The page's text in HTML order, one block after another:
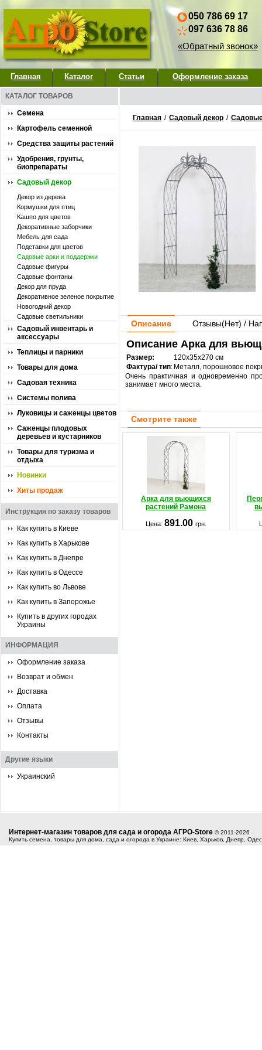
050 786 69 17
097 636 78 86
«Обратный звонок»
Главная Каталог Статьи Оформление заказа
КАТАЛОГ ТОВАРОВ
Семена
Картофель семенной
Средства защиты растений
Удобрения, грунты,
биопрепараты
Садовый декор
Декор из дерева
Кормушки для птиц
Кашпо для цветов
Декоративные заборчики
Мебель для сада
Подставки для цветов
Садовые арки и поддержки
Садовые фигуры
Садовые фонтаны
Декор для пруда
Декоративное зеленое покрытие
Новогодний декор
Садовые светильники
Садовый инвентарь и
аксессуары
Теплицы и парники
Товары для дома
Садовая техника
Системы полива
Луковицы и саженцы цветов
Саженцы плодовых
деревьев и кустарников
Товары для туризма и
отдыха
Новинки
Хиты продаж
Инструкция по заказу товаров
Как купить в Киеве
Как купить в Харькове
Как купить в Днепре
Как купить в Одессе
Как купить во Львове
Как купить в Запорожье
Купить в других городах
Украины
ИНФОРМАЦИЯ
Оформление заказа
Возврат и обмен
Доставка
Оплата
Отзывы
Контакты
Другие языки
Украинский
Главная / Садовый декор /
Описание Отзывы(Нет) /
Описание Арка для
Размер:
120х35х270 см
Фактура/ тип: Металл, порошковое
Очень практичная и одновременно
занимает много места.
Смотрите также
Арка для вьющихся
растений Рамона
Цена: 891.00 грн.
Интернет-магазин товаров для сада и огорода АГРО-Store © 2011-2026
Купить семена, товары для дома, сада и огорода в Украине: Киев, Харьков, Днепр,